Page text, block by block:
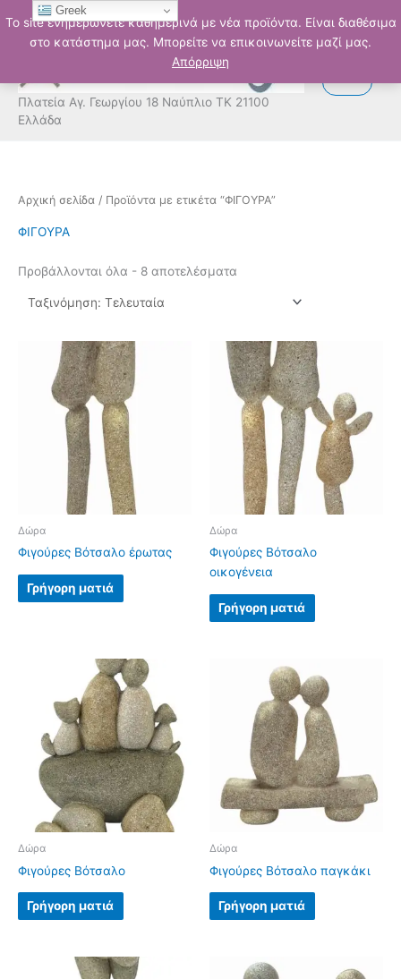
Το site ενημερώνετε καθημερινά με νέα προϊόντα. Είναι διαθέσιμα
στο κατάστημα μας. Μπορείτε να επικοινωνείτε μαζί μας.
Απόρριψη
Μετάβαση
στο
περιεχόμενο
Πλατεία Αγ. Γεωργίου 18 Ναύπλιο ΤΚ 21100
Ελλάδα
Αρχική σελίδα / Προϊόντα με ετικέτα “ΦΙΓΟΥΡΑ”
ΦΙΓΟΥΡΑ
Προβάλλονται όλα - 8 αποτελέσματα
Sorted
by
Δώρα
Φιγούρες Βότσαλο έρωτας
Γρήγορη ματιά
Δώρα
Φιγούρες Βότσαλο
οικογένεια
Γρήγορη ματιά
Δώρα
Φιγούρες Βότσαλο
Γρήγορη ματιά
Δώρα
Φιγούρες Βότσαλο παγκάκι
Γρήγορη ματιά
Greek